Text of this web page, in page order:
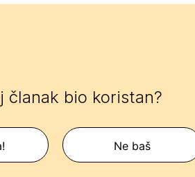
članak bio koristan?
Ne baš